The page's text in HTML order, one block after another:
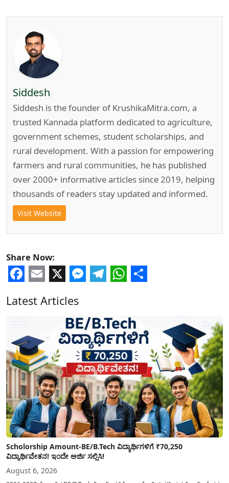
Siddesh
Siddesh is the founder of KrushikaMitra.com, a
trusted Kannada platform dedicated to agriculture,
government schemes, student scholarships, and
rural development. With a passion for empowering
farmers and rural communities, he has published
over 2000+ informative articles since 2019, helping
thousands of readers stay updated and informed.
Visit Website
Share Now:
Facebook
Email
X Messenger
Telegram
WhatsApp
Share
Latest Articles
Scholorship Amount-BE/B.Tech ವಿದ್ಯಾರ್ಥಿಗಳಿಗೆ ₹70,250
ವಿದ್ಯಾರ್ಥಿವೇತನ! ಇಂದೇ ಅರ್ಜಿ ಸಲ್ಲಿಸಿ!
August 6, 2026